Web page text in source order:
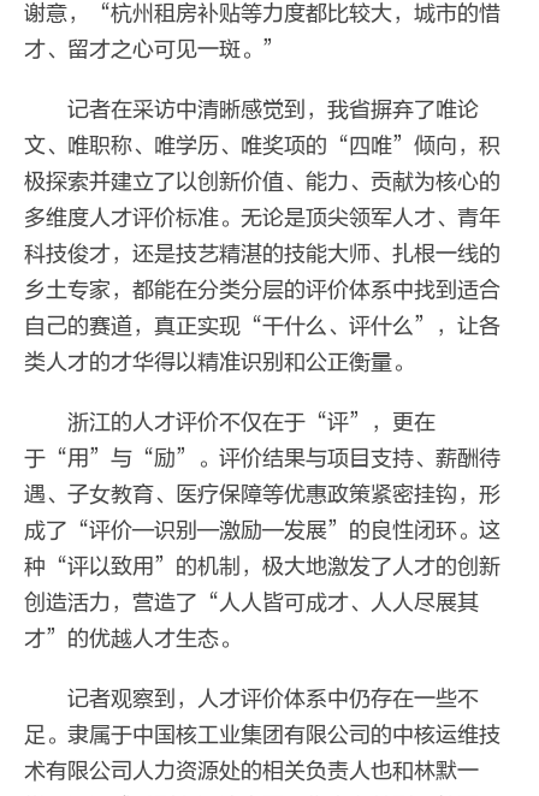
谢意，“杭州租房补贴等力度都比较大，城市的惜
才、留才之心可见一斑。”
记者在采访中清晰感觉到，我省摒弃了唯论
文、唯职称、唯学历、唯奖项的“四唯”倾向，积
极探索并建立了以创新价值、能力、贡献为核心的
多维度人才评价标准。无论是顶尖领军人才、青年
科技俊才，还是技艺精湛的技能大师、扎根一线的
乡土专家，都能在分类分层的评价体系中找到适合
自己的赛道，真正实现“干什么、评什么”，让各
类人才的才华得以精准识别和公正衡量。
浙江的人才评价不仅在于“评”，更在
于“用”与“励”。评价结果与项目支持、薪酬待
遇、子女教育、医疗保障等优惠政策紧密挂钩，形
成了“评价—识别—激励—发展”的良性闭环。这
种“评以致用”的机制，极大地激发了人才的创新
创造活力，营造了“人人皆可成才、人人尽展其
才”的优越人才生态。
记者观察到，人才评价体系中仍存在一些不
足。隶属于中国核工业集团有限公司的中核运维技
术有限公司人力资源处的相关负责人也和林默一